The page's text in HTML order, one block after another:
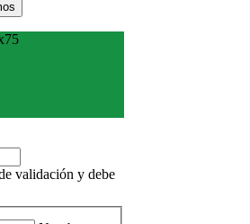
validación y debe